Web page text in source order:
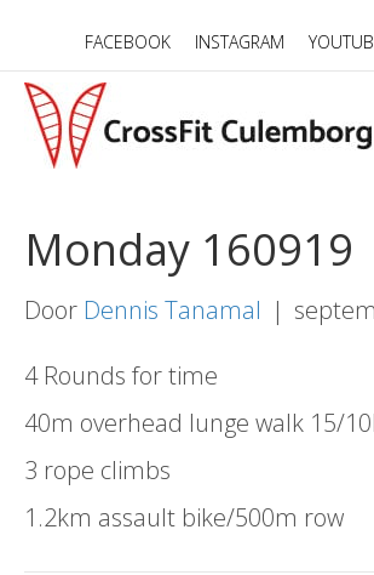
FACEBOOK INSTAGRAM
Monday 160919
Door Dennis Tanamal |
4 Rounds for time
40m overhead lunge walk 15/
3 rope climbs
1.2km assault bike/500m row